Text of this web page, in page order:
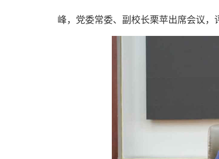
峰，党委常委、副校长栗苹出席会议，